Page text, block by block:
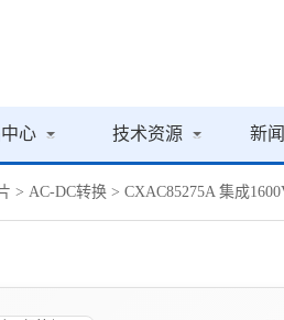
心 技术资源 新
> AC-DC转换 > CXAC85275A 集成